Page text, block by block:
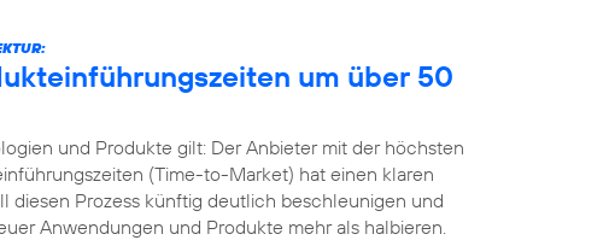
um über 50
und Produkte gilt: Der Anbieter mit der höchsten
(Time-to-Market) hat einen klaren
diesen Prozess künftig deutlich beschleunigen und
Anwendungen und Produkte mehr als halbieren.